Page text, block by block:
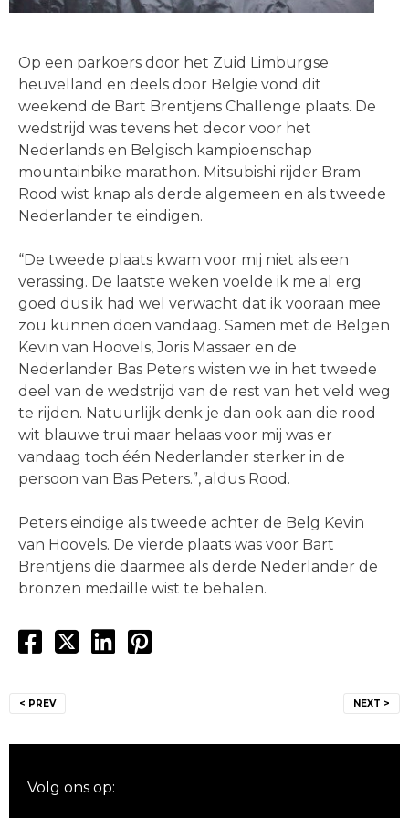
Op een parkoers door het Zuid Limburgse
heuvelland en deels door België vond dit
weekend de Bart Brentjens Challenge plaats. De
wedstrijd was tevens het decor voor het
Nederlands en Belgisch kampioenschap
mountainbike marathon. Mitsubishi rijder Bram
Rood wist knap als derde algemeen en als tweede
Nederlander te eindigen.
“De tweede plaats kwam voor mij niet als een
verassing. De laatste weken voelde ik me al erg
goed dus ik had wel verwacht dat ik vooraan mee
zou kunnen doen vandaag. Samen met de Belgen
Kevin van Hoovels, Joris Massaer en de
Nederlander Bas Peters wisten we in het tweede
deel van de wedstrijd van de rest van het veld weg
te rijden. Natuurlijk denk je dan ook aan die rood
wit blauwe trui maar helaas voor mij was er
vandaag toch één Nederlander sterker in de
persoon van Bas Peters.”, aldus Rood.
Peters eindige als tweede achter de Belg Kevin
van Hoovels. De vierde plaats was voor Bart
Brentjens die daarmee als derde Nederlander de
bronzen medaille wist te behalen.
navigatie
< PREV NEXT >
Volg ons op: